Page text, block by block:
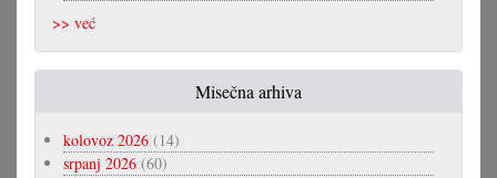
>> već
Misečna arhiva
kolovoz 2026 (14)
srpanj 2026 (60)